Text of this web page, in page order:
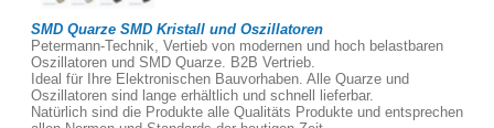
SMD Quarze SMD Kristall und Oszillatoren
Petermann-Technik, Vertieb von modernen und hoch belastbaren
Oszillatoren und SMD Quarze. B2B Vertrieb.
Ideal für Ihre Elektronischen Bauvorhaben. Alle Quarze und
Oszillatoren sind lange erhältlich und schnell lieferbar.
Natürlich sind die Produkte alle Qualitäts Produkte und entsprechen